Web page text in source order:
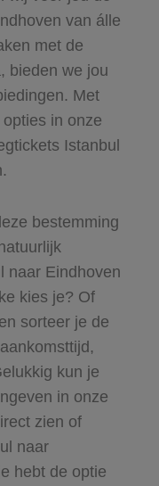
van álle
met de
bieden we jou
Met
in onze
Istanbul
bestemming
naar Eindhoven
kies je? Of
sorteer je de
kun je
in onze
zien of
naar
hebt de optie